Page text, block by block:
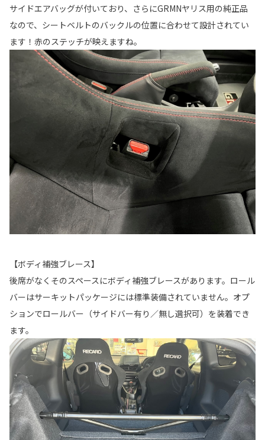
サイドエアバッグが付いており、さらにGRMNヤリス用の純正品
なので、シートベルトのバックルの位置に合わせて設計されてい
ます！赤のステッチが映えますね。
【ボディ補強ブレース】
後席がなくそのスペースにボディ補強ブレースがあります。ロール
バーはサーキットパッケージには標準装備されていません。オプ
ションでロールバー（サイドバー有り／無し選択可）を装着でき
ます。